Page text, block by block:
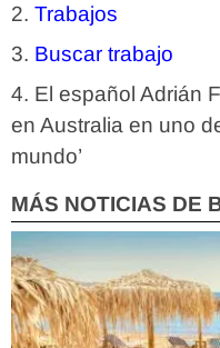
Trabajos
Buscar trabajo
El español Adrián
en Australia en uno
mundo’
MÁS NOTICIAS DE